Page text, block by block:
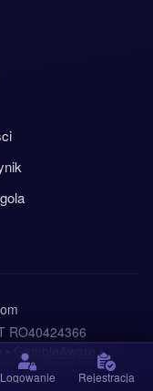
Logowanie Rejestracja
GambleAware
•
RO40424366